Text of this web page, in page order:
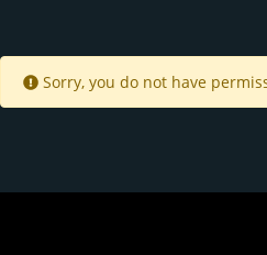
Sorry, you do not have